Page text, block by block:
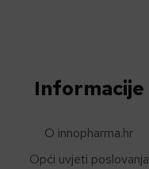
Informacije
O innopharma.hr
Opći uvjeti poslovanja